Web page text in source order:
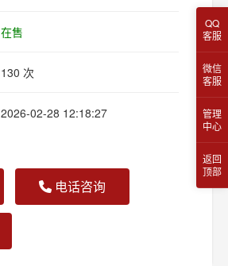
在售
130 次
2026-02-28 12:18:27
电话咨询
QQ
客服
微信
客服
管理
中心
返回
顶部